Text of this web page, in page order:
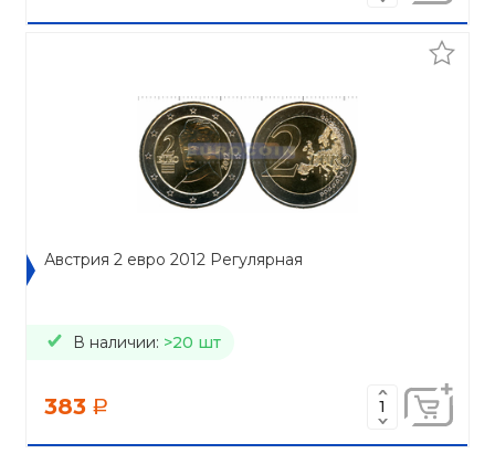
Австрия 2 евро 2012 Регулярная
В наличии: >20 шт
383 a